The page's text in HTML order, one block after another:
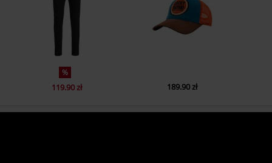
%
119.90 zł 189.90 zł